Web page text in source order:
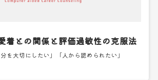
着との関係と評価過敏性の克服法
を大切にしたい」「人から認められたい」